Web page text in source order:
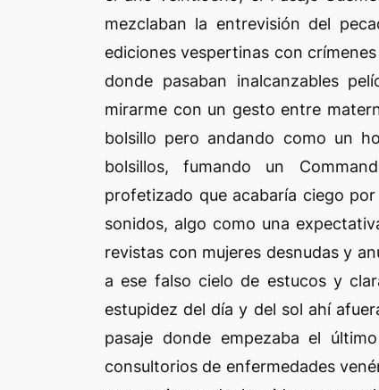
mezclaban la entrevisión del
ediciones vespertinas con
donde pasaban inalcanzables
mirarme con un gesto entre
bolsillo pero andando como un
bolsillos, fumando un
profetizado que acabaría ciego
sonidos, algo como una
revistas con mujeres desnudas y
a ese falso cielo de estucos y
estupidez del día y del sol ahí
pasaje donde empezaba el
consultorios de enfermedades